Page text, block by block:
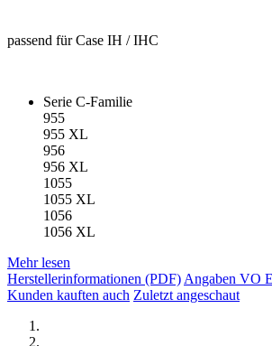
passend für Case IH / IHC
Serie C-Familie
955
955 XL
956
956 XL
1055
1055 XL
1056
1056 XL
Mehr lesen
Herstellerinformationen (PDF)Angaben VO
Kunden kauften auch Zuletzt angeschaut